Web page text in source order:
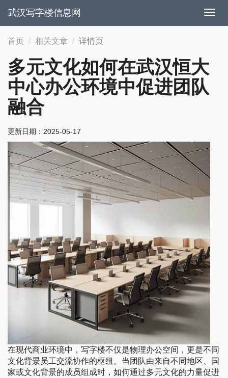
切
换
武汉写字楼信息网
首页 相关文章 详情页
多元文化如何在武汉恒大
中心办公环境中促进团队
融合
更新日期： 2025-05-17
在现代商业环境中，写字楼不仅是物理办公空间，更是不同
文化背景员工交流协作的枢纽。当团队由来自不同地区、国
家或文化背景的成员组成时，如何通过多元文化的力量促进